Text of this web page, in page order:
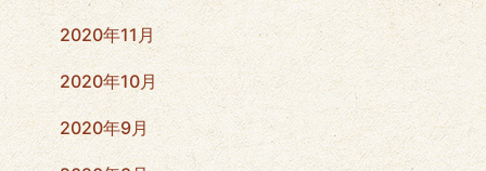
2020年11月
2020年10月
2020年9月